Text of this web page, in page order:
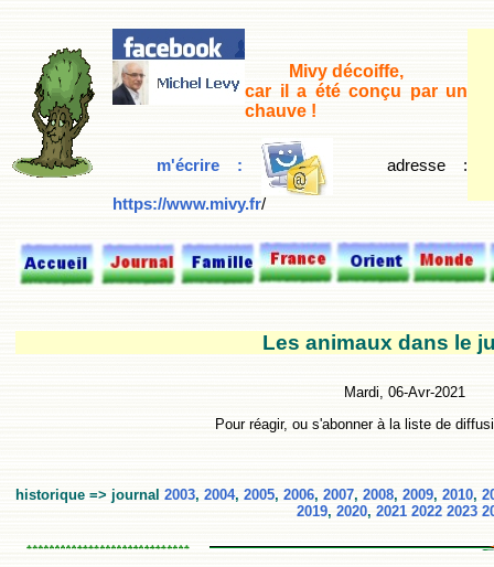
Mivy décoiffe,
car il a été conçu par un
chauve !
m'écrire : adresse:
https://www.mivy.fr/
Les animaux dans le
Mardi, 06-Avr-2021
Pour réagir, ou s'abonner à la liste de
historique => journal 2003, 2004, 2005, 2006, 2007, 2008, 2009, 2010,
2019, 2020, 2021 2022 2023